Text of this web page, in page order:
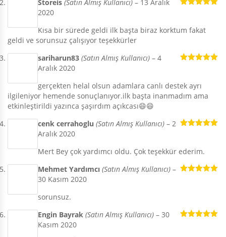
Storeis (Satın Almış Kullanıcı) – 13 Aralık
2020
Kısa bir sürede geldi ilk başta biraz korktum fakat
geldi ve sorunsuz çalışıyor teşekkürler
sariharun83 (Satın Almış Kullanıcı) – 4
Aralık 2020
gerçekten helal olsun adamlara canlı destek ayrı
ilgileniyor hemende sonuçlanıyor.ilk başta inanmadım ama
etkinleştirildi yazınca şaşırdım açıkcası😄😄
cenk cerrahoglu (Satın Almış Kullanıcı) – 2
Aralık 2020
Mert Bey çok yardımcı oldu. Çok teşekkür ederim.
Mehmet Yardımcı (Satın Almış Kullanıcı) –
30 Kasım 2020
sorunsuz.
Engin Bayrak (Satın Almış Kullanıcı) – 30
Kasım 2020